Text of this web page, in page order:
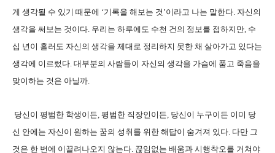
게 생각될 수 있기 때문에 ‘기록을 해보는 것’이라고 나는 말한다. 자신의
생각을 써보는 것이다. 우리는 하루에도 수천 건의 정보를 접하지만, 수
십 년이 흘러도 자신의 생각을 제대로 정리하지 못한 채 살아가고 있다는
생각에 이르렀다. 대부분의 사람들이 자신의 생각을 가슴에 품고 죽음을
맞이하는 것은 아닐까.
당신이 평범한 학생이든, 평범한 직장인이든, 당신이 누구이든 이미 당
신 안에는 자신이 원하는 꿈의 성취를 위한 해답이 숨겨져 있다. 다만 그
것은 한 번에 이끌려나오지 않는다. 끊임없는 배움과 시행착오를 거쳐야